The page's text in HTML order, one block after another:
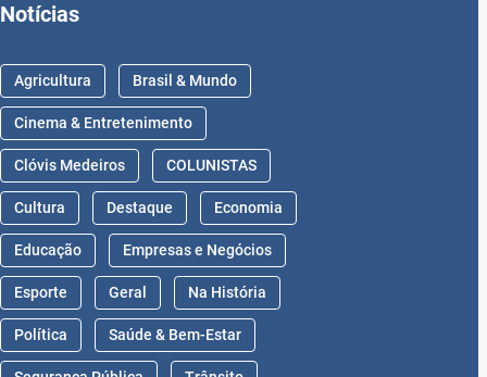
Notícias
Agricultura Brasil & Mundo
Cinema & Entretenimento
Clóvis Medeiros COLUNISTAS
Cultura Destaque Economia
Educação Empresas e Negócios
Esporte Geral Na História
Política Saúde & Bem-Estar